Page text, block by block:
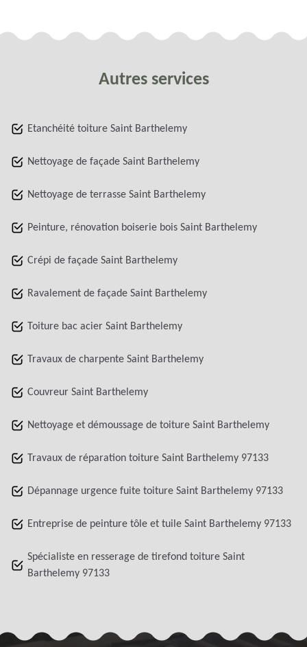
Autres services
Etanchéité toiture Saint Barthelemy
Nettoyage de façade Saint Barthelemy
Nettoyage de terrasse Saint Barthelemy
Peinture, rénovation boiserie bois Saint Barthelemy
Crépi de façade Saint Barthelemy
Ravalement de façade Saint Barthelemy
Toiture bac acier Saint Barthelemy
Travaux de charpente Saint Barthelemy
Couvreur Saint Barthelemy
Nettoyage et démoussage de toiture Saint Barthelemy
Travaux de réparation toiture Saint Barthelemy 97133
Dépannage urgence fuite toiture Saint Barthelemy 97133
Entreprise de peinture tôle et tuile Saint Barthelemy 97133
Spécialiste en resserage de tirefond toiture Saint
Barthelemy 97133